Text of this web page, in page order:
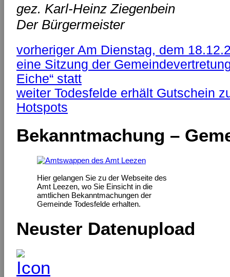
gez. Karl-Heinz Ziegenbein
Der Bürgermeister
vorheriger Am Dienstag, dem
eine Sitzung der
Eiche“ statt
weiter Todesfelde erhält Gutschein
Hotspots
Bekanntmachung –
Hier gelangen Sie zu der Webseite des
Amt Leezen, wo Sie Einsicht in die
amtlichen Bekanntmachungen der
Gemeinde Todesfelde erhalten.
Neuster Datenupload